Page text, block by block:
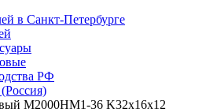
в Санкт-Петербурге
РФ
М2000НМ1-36 K32x16x12